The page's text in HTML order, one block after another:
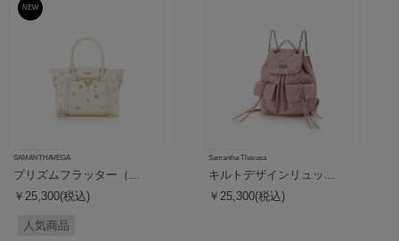
NEW
SAMANTHAVEGA
プリズムフラッター（...
￥25,300(税込)
人気商品
Samantha Thavasa
キルトデザインリュッ...
￥25,300(税込)